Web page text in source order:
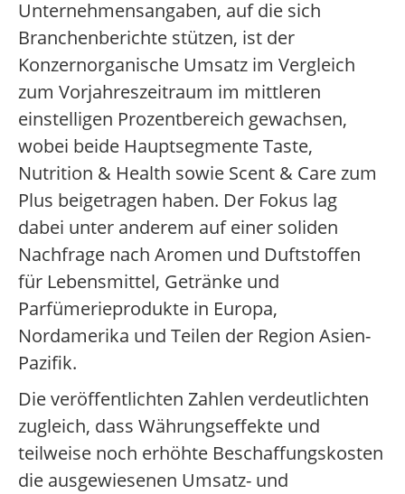
Unternehmensangaben, auf die sich
Branchenberichte stützen, ist der
Konzernorganische Umsatz im Vergleich
zum Vorjahreszeitraum im mittleren
einstelligen Prozentbereich gewachsen,
wobei beide Hauptsegmente Taste,
Nutrition & Health sowie Scent & Care zum
Plus beigetragen haben. Der Fokus lag
dabei unter anderem auf einer soliden
Nachfrage nach Aromen und Duftstoffen
für Lebensmittel, Getränke und
Parfümerieprodukte in Europa,
Nordamerika und Teilen der Region Asien-
Pazifik.
Die veröffentlichten Zahlen verdeutlichten
zugleich, dass Währungseffekte und
teilweise noch erhöhte Beschaffungskosten
die ausgewiesenen Umsatz- und